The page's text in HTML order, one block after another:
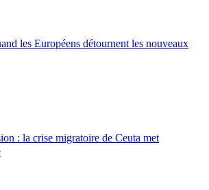
les Européens détournent les nouveaux
: la crise migratoire de Ceuta met